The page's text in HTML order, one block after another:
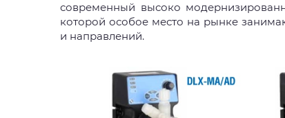
современный высоко
которой особое место на рынке
и направлений.